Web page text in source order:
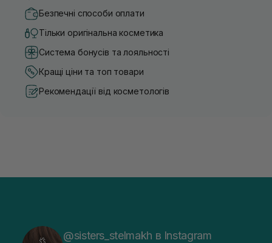
Безпечні способи оплати
Тільки оригінальна косметика
Система бонусів та лояльності
Кращі ціни та топ товари
Рекомендації від косметологів
@sisters_stelmakh в Instagram